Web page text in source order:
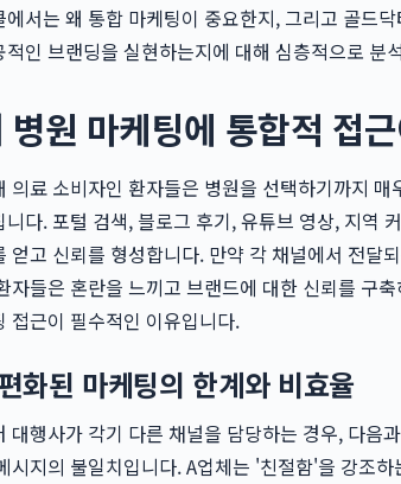
에서는 왜 통합 마케팅이 중요한지, 그리고 골드
적인 브랜딩을 실현하는지에 대해 심층적으로 분
병원 마케팅에 통합적 접
의료 소비자인 환자들은 병원을 선택하기까지
니다. 포털 검색, 블로그 후기, 유튜브 영상, 지역
얻고 신뢰를 형성합니다. 만약 각 채널에서 전달
자들은 혼란을 느끼고 브랜드에 대한 신뢰를 구
접근이 필수적인 이유입니다.
화된 마케팅의 한계와 비효율
대행사가 각기 다른 채널을 담당하는 경우, 다음
시지의 불일치입니다. A업체는 '친절함'을 강조